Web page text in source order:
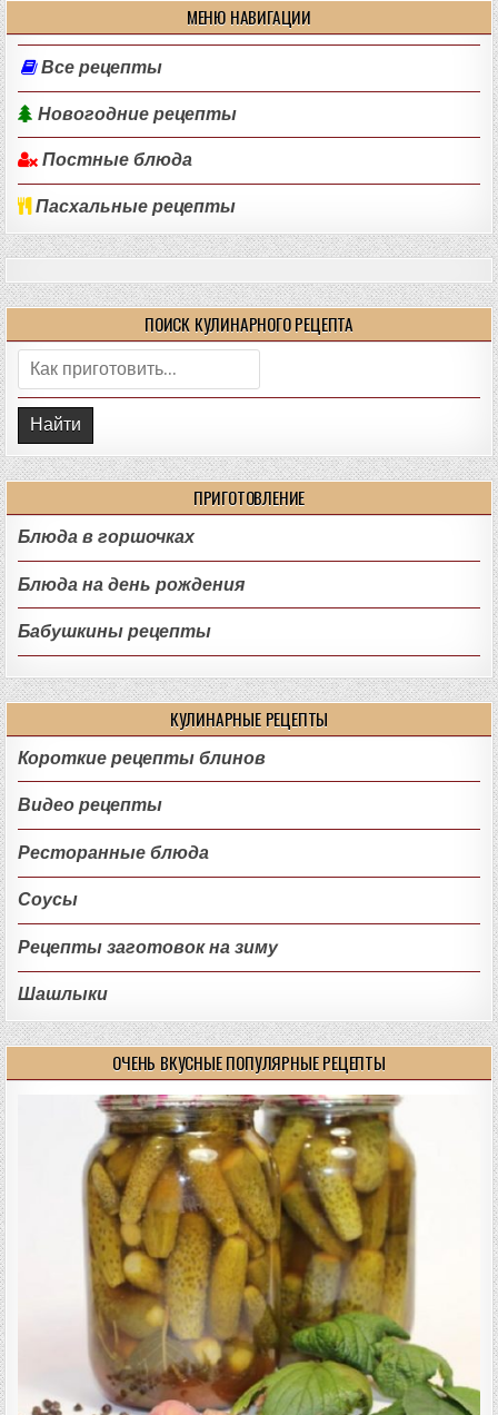
МЕНЮ НАВИГАЦИИ
Все рецепты
Новогодние рецепты
Постные блюда
Пасхальные рецепты
ПОИСК КУЛИНАРНОГО РЕЦЕПТА
Поиск:
ПРИГОТОВЛЕНИЕ
Блюда в горшочках
Блюда на день рождения
Бабушкины рецепты
КУЛИНАРНЫЕ РЕЦЕПТЫ
Короткие рецепты блинов
Видео рецепты
Ресторанные блюда
Соусы
Рецепты заготовок на зиму
Шашлыки
ОЧЕНЬ ВКУСНЫЕ ПОПУЛЯРНЫЕ РЕЦЕПТЫ